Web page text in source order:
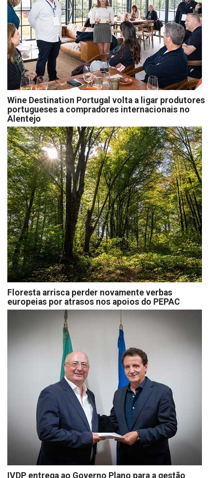
Wine Destination Portugal volta a ligar produtores
portugueses a compradores internacionais no
Alentejo
Floresta arrisca perder novamente verbas
europeias por atrasos nos apoios do PEPAC
IVDP entrega ao Governo Plano para a gestão